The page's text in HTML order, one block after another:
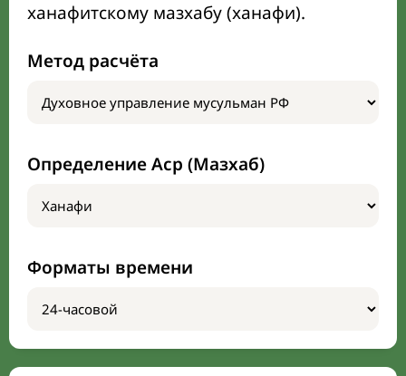
ханафитскому мазхабу (ханафи).
Метод расчёта
Определение Аср (Мазхаб)
Форматы времени